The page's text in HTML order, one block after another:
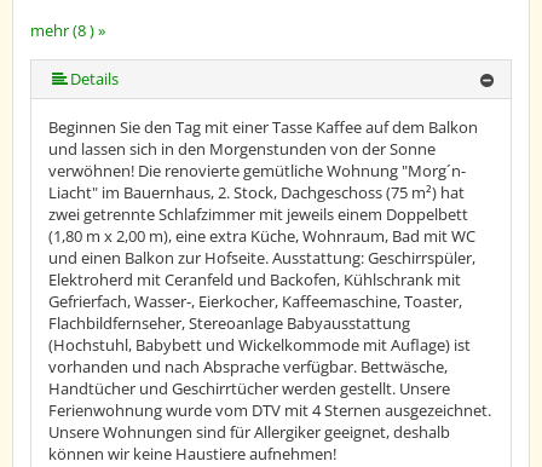
mehr (8 ) »
mehr (8 ) »
mehr (8 ) »
mehr (8 ) »
mehr (8 ) »
Details
Beginnen Sie den Tag mit einer Tasse Kaffee auf dem Balkon
und lassen sich in den Morgenstunden von der Sonne
verwöhnen! Die renovierte gemütliche Wohnung "Morg´n-
Liacht" im Bauernhaus, 2. Stock, Dachgeschoss (75 m²) hat
zwei getrennte Schlafzimmer mit jeweils einem Doppelbett
(1,80 m x 2,00 m), eine extra Küche, Wohnraum, Bad mit WC
und einen Balkon zur Hofseite. Ausstattung: Geschirrspüler,
Elektroherd mit Ceranfeld und Backofen, Kühlschrank mit
Gefrierfach, Wasser-, Eierkocher, Kaffeemaschine, Toaster,
Flachbildfernseher, Stereoanlage Babyausstattung
(Hochstuhl, Babybett und Wickelkommode mit Auflage) ist
vorhanden und nach Absprache verfügbar. Bettwäsche,
Handtücher und Geschirrtücher werden gestellt. Unsere
Ferienwohnung wurde vom DTV mit 4 Sternen ausgezeichnet.
Unsere Wohnungen sind für Allergiker geeignet, deshalb
können wir keine Haustiere aufnehmen!